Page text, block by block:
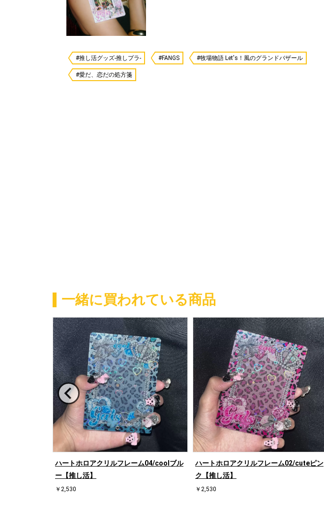
#推し活グッズ-推しプラ- #FANGS #牧場物語 Let's！風のグランドバザール
#愛だ、恋だの処方箋
一緒に買われている商品
ハートホロアクリルフレーム04/coolブル
ー【推し活】
￥2,530
ハートホロアクリルフレーム02/cuteピン
ク【推し活】
￥2,530